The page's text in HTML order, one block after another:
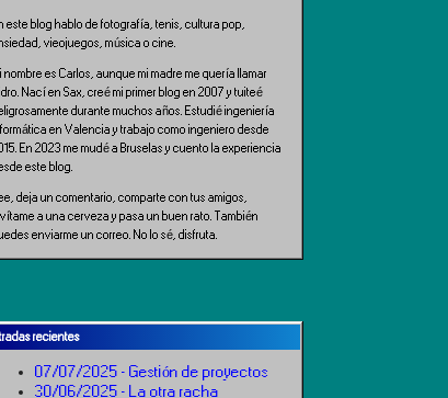
este blog hablo de fotografía, tenis, cultura pop,
vieojuegos, música o cine.
nombre es Carlos, aunque mi madre me quería llamar
Nací en Sax, creé mi primer blog en 2007 y tuiteé
durante muchos años. Estudié ingeniería
en Valencia y trabajo como ingeniero desde
En 2023 me mudé a Bruselas y cuento la experiencia
este blog.
deja un comentario, comparte con tus amigos,
a una cerveza y pasa un buen rato. También
enviarme un correo. No lo sé, disfruta.
recientes
07/07/2025 - Gestión de proyectos
30/06/2025 - La otra racha